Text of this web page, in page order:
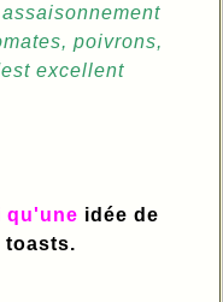
poivrons,
excellent
qu'une idée de
toasts.